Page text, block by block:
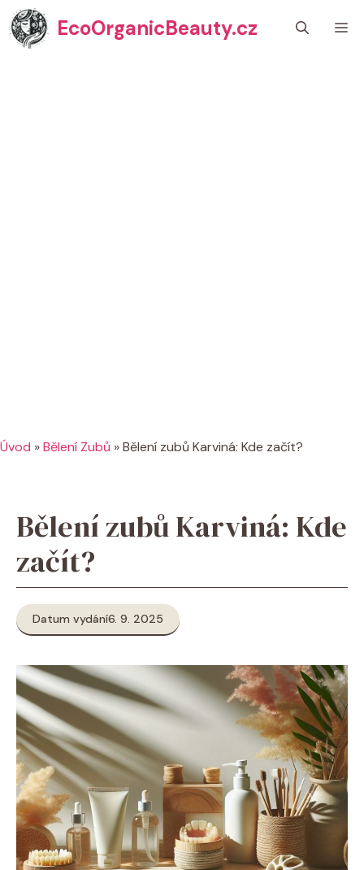
Přeskočit
na
obsah
EcoOrganicBeauty.cz
Úvod »Bělení Zubů »Bělení zubů Karviná: Kde začít?
Bělení zubů Karviná: Kde
začít?
Datum vydání6. 9. 2025